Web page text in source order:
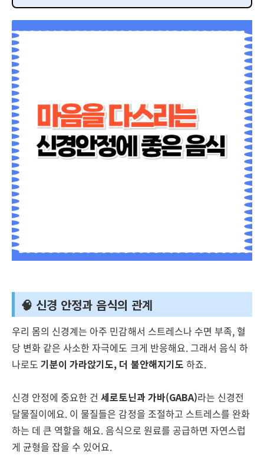
🧠 신경 안정과 음식의 관계
우리 몸의 신경계는 아주 민감해서 스트레스나 수면 부족, 혈
당 변화 같은 사소한 자극에도 크게 반응해요. 그래서 음식 하
나로도기분이 가라앉기도, 더 불안해지기도 하죠.
신경 안정에 중요한 건세로토닌과 가바(GABA)라는 신경전
달물질이에요. 이 물질들은 감정을 조절하고 스트레스를 완화
하는 데 큰 역할을 해요. 음식으로 원료를 공급하면 자연스럽
게 균형을 잡을 수 있어요.